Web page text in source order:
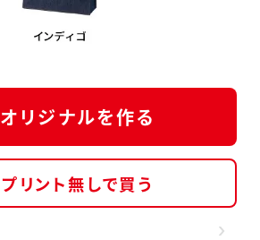
オリジナルを作る
プリント無しで買う